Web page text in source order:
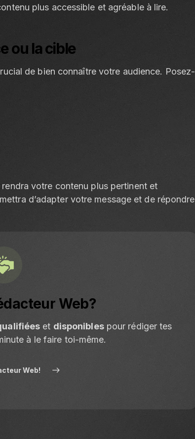
plus accessible et agréable à lire.
ou la cible
de bien connaître votre audience. Posez-
votre contenu plus pertinent et
d’adapter votre message et de répondre
Web?
et disponiblespour rédiger tes
à le faire toi-même.
Web!